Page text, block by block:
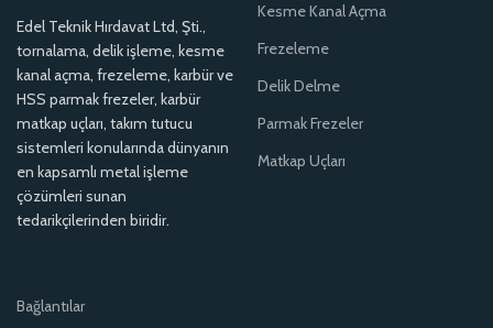
Edel Teknik Hırdavat Ltd, Şti.,
tornalama, delik işleme, kesme
kanal açma, frezeleme, karbür ve
HSS parmak frezeler, karbür
matkap uçları, takım tutucu
sistemleri konularında dünyanın
en kapsamlı metal işleme
çözümleri sunan
tedarikçilerinden biridir.
Kesme Kanal Açma
Frezeleme
Delik Delme
Parmak Frezeler
Matkap Uçları
Bağlantılar